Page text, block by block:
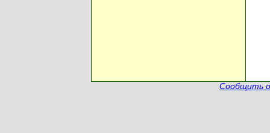
Сообщить о